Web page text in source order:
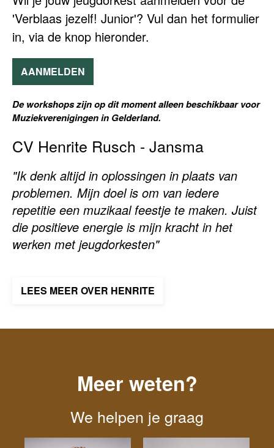
'Verblaas jezelf! Junior'? Vul dan het formulier
in, via de knop hieronder.
AANMELDEN
De workshops zijn op dit moment alleen beschikbaar voor
Muziekverenigingen in Gelderland.
CV Henrite Rusch - Jansma
"Ik denk altijd in oplossingen in plaats van
problemen. Mijn doel is om van iedere
repetitie een muzikaal feestje te maken. Juist
die positieve energie is mijn kracht in het
werken met jeugdorkesten"
LEES MEER OVER HENRITE
Meer weten?
We helpen je graag